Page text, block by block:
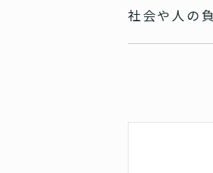
社会や人の